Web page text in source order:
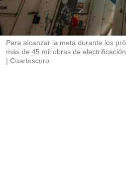
t
r
Para alcanzar la meta durante los
más de 45 mil obras de
Cuartoscuro